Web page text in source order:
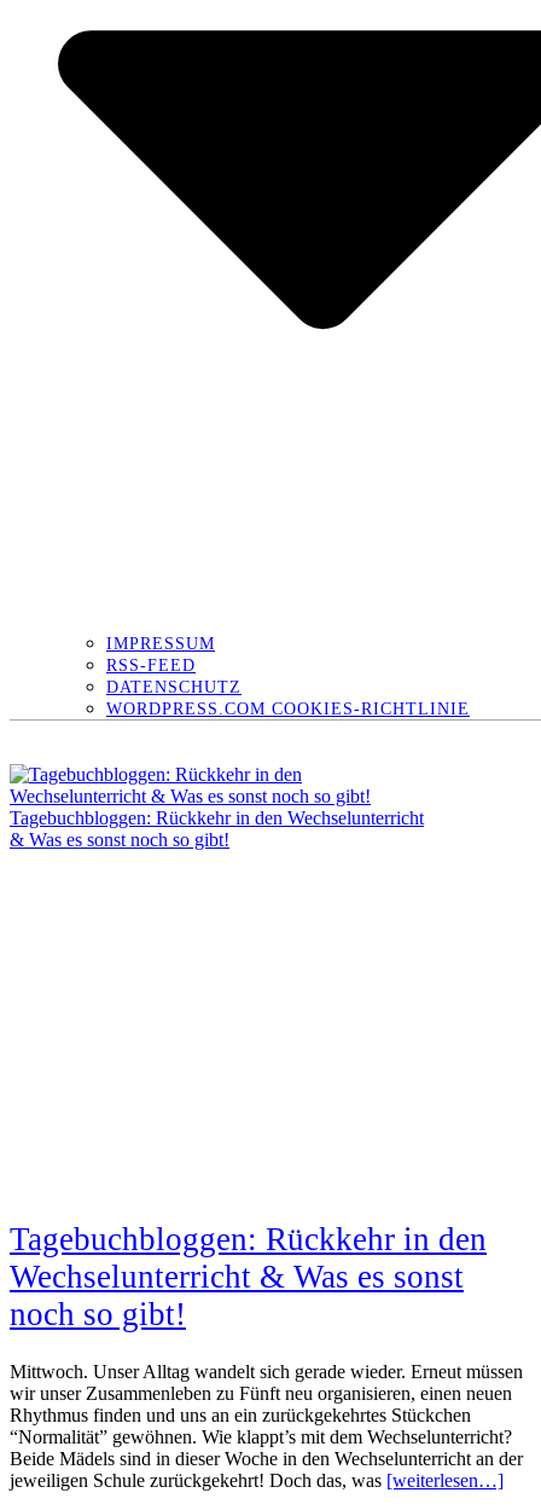
IMPRESSUM
RSS-FEED
DATENSCHUTZ
WORDPRESS.COM COOKIES-RICHTLINIE
Tagebuchbloggen: Rückkehr in den Wechselunterricht
& Was es sonst noch so gibt!
Tagebuchbloggen: Rückkehr in den
Wechselunterricht & Was es sonst
noch so gibt!
Mittwoch. Unser Alltag wandelt sich gerade wieder. Erneut müssen
wir unser Zusammenleben zu Fünft neu organisieren, einen neuen
Rhythmus finden und uns an ein zurückgekehrtes Stückchen
“Normalität” gewöhnen. Wie klappt’s mit dem Wechselunterricht?
Beide Mädels sind in dieser Woche in den Wechselunterricht an der
jeweiligen Schule zurückgekehrt! Doch das, was [weiterlesen…]